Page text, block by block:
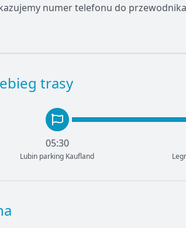
numer telefonu do
trasy
05:30
Lubin parking Kaufland